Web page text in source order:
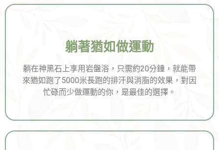
躺著猶如做運動
躺在神黑石上享用岩盤浴，只需約20分鐘，就能帶
來猶如跑了5000米長跑的排汗與消脂的效果，對因
忙碌而少做運動的你，是最佳的選擇。